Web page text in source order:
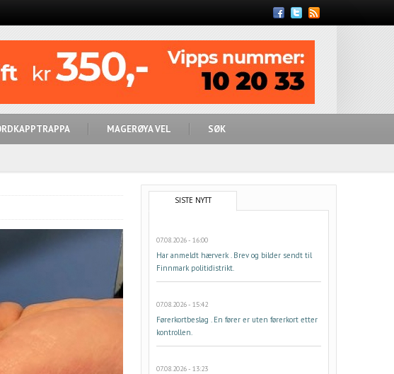
Feed
MAGERØYA VEL SØK
SISTE NYTT
07.08.2026 - 16:00
Har anmeldt hærverk . Brev og bilder sendt til
Finnmark politidistrikt.
07.08.2026 - 15:42
Førerkortbeslag . En fører er uten førerkort etter
kontrollen.
07.08.2026 - 13:23